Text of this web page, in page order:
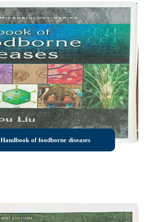
Handbook of foodborne diseases